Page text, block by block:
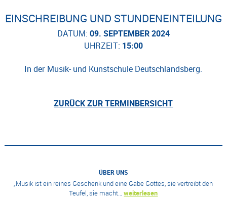
EINSCHREIBUNG UND STUNDENEINTEILUNG
DATUM: 09. SEPTEMBER 2024
UHRZEIT: 15:00
In der Musik- und Kunstschule Deutschlandsberg.
ZURÜCK ZUR TERMINBERSICHT
ÜBER UNS
„Musik ist ein reines Geschenk und eine Gabe Gottes, sie vertreibt den
Teufel, sie macht…weiterlesen